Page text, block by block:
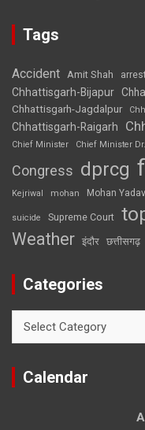
Tags
Accident Amit Shah arrest
Chhattisgarh-Bijapur
Chhattisgarh-Jagdalpur
Chhattisgarh-Raigarh
Chief Minister
Chief Minister
Congress dprcg
Kejriwal mohan Mohan Yadav
suicide Supreme Court
Weather इंदौर छत्तीसगढ़
Categories
Calendar